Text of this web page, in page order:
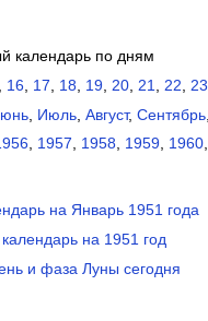
календарь по дням
16, 17 18 19, 20, 21 22 23
, Июль, Август, Сентябрь,
, 1957, 1958, 1959, 1960,
на Январь 1951 года
на 1951 год
и фаза Луны сегодня